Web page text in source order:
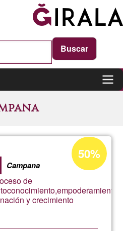
Campana
de
y crecimiento
Acceptance
percentage
Ğ1
50%